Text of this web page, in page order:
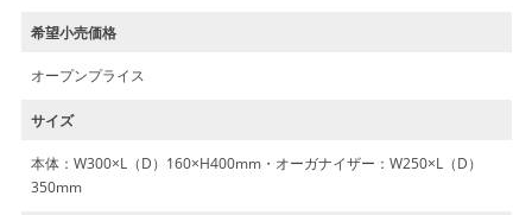
希望小売価格
オープンプライス
サイズ
本体：W300×L（D）160×H400mm・オーガナイザー：W250×L（D）
350mm